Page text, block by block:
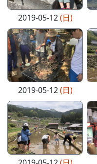
2019-05-12(日)
2019-05-12(日)